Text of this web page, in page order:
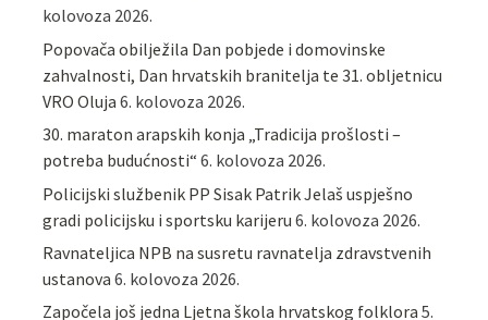
kolovoza 2026.
Popovača obilježila Dan pobjede i domovinske
zahvalnosti, Dan hrvatskih branitelja te 31. obljetnicu
VRO Oluja 6. kolovoza 2026.
30. maraton arapskih konja „Tradicija prošlosti –
potreba budućnosti“ 6. kolovoza 2026.
Policijski službenik PP Sisak Patrik Jelaš uspješno
gradi policijsku i sportsku karijeru 6. kolovoza 2026.
Ravnateljica NPB na susretu ravnatelja zdravstvenih
ustanova 6. kolovoza 2026.
Započela još jedna Ljetna škola hrvatskog folklora 5.